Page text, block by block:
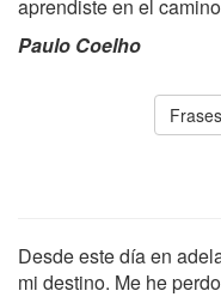
aprendiste en el
Paulo Coelho
Desde este día en
mi destino. Me he